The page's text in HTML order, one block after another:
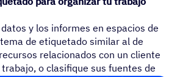
y los informes en espacios de
de etiquetado similar al de
relacionados con un cliente
o clasifique sus fuentes de